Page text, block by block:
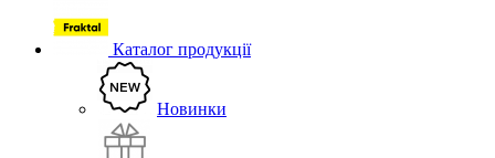
Каталог продукції
Новинки